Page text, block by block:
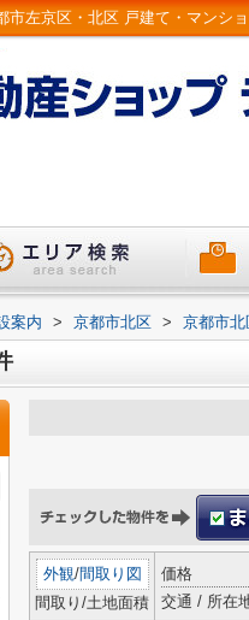
案内 > 京都市北区 > 京都市
外観/間取り図
間取り/土地面積
価格
交通 / 所在